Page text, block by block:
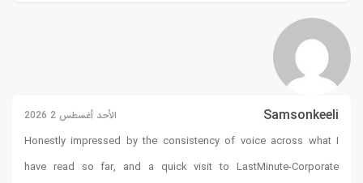
Samsonkeeli الأحد أغسطس 2 2026
Honestly impressed by the consistency of voice across what I
have read so far, and a quick visit toLastMinute-Corporate